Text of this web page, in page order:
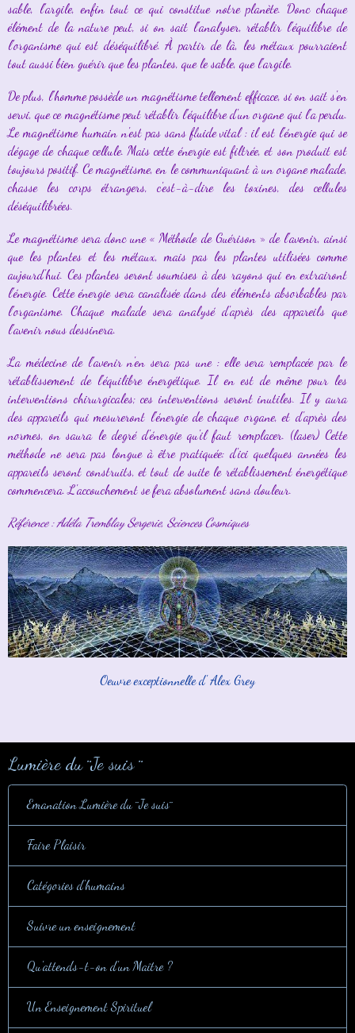
sable, l'argile, enfin tout ce qui constitue notre planète. Donc chaque
élément de la nature peut, si on sait l'analyser, rétablir l'équilibre de
l'organisme qui est déséquilibré. À partir de là, les métaux pourraient
tout aussi bien guérir que les plantes, que le sable, que l'argile.
De plus, l'homme possède un magnétisme tellement efficace, si on sait s'en
servi, que ce magnétisme peut rétablir l'équilibre d'un organe qui l'a perdu.
Le magnétisme humain n'est pas sans fluide vital : il est l'énergie qui se
dégage de chaque cellule. Mais cette énergie est filtrée, et son produit est
toujours positif. Ce magnétisme, en le communiquant à un organe malade,
chasse les corps étrangers, c'est-à-dire les toxines, des cellules
déséquilibrées.
Le magnétisme sera donc une « Méthode de Guérison » de l'avenir, ainsi
que les plantes et les métaux, mais pas les plantes utilisées comme
aujourd'hui. Ces plantes seront soumises à des rayons qui en extrairont
l'énergie. Cette énergie sera canalisée dans des éléments absorbables par
l'organisme. Chaque malade sera analysé d'après des appareils que
l'avenir nous dessinera.
La médecine de l'avenir n'en sera pas une : elle sera remplacée par le
rétablissement de l'équilibre énergétique. Il en est de même pour les
interventions chirurgicales; ces interventions seront inutiles. Il y aura
des appareils qui mesureront l'énergie de chaque organe, et d'après des
normes, on saura le degré d'énergie qu'il faut remplacer. (laser) Cette
méthode ne sera pas longue à être pratiquée: d'ici quelques années les
appareils seront construits, et tout de suite le rétablissement énergétique
commencera. L'accouchement se fera absolument sans douleur.
Référence : Adéla Tremblay Sergerie, Sciences Cosmiques
Oeuvre exceptionnelle d' Alex Grey
Lumière du ¨Je suis ¨
Emanation Lumière du ¨Je suis¨
Faire Plaisir
Catégories d'humains
Suivre un enseignement
Qu'attends-t-on d'un Maître ?
Un Enseignement Spirituel